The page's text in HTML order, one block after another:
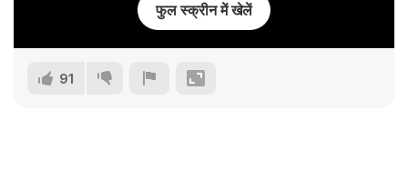
फुल स्क्रीन में खेलें
91